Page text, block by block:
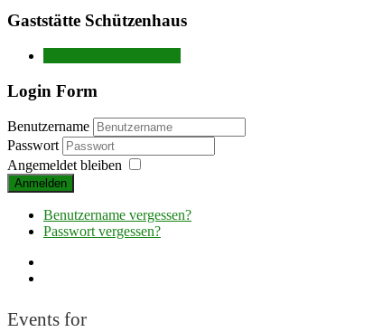
Gaststätte Schützenhaus
Login Form
Benutzername
Passwort
Angemeldet bleiben
Anmelden
Benutzername vergessen?
Passwort vergessen?
Events for